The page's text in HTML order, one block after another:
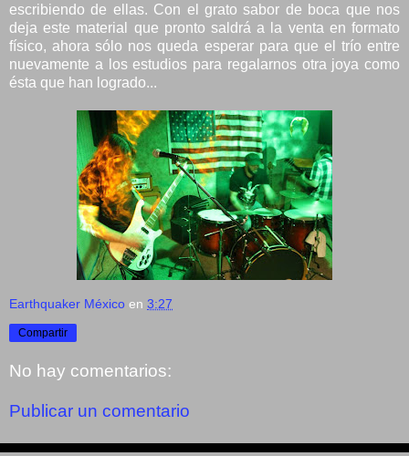
escribiendo de ellas. Con el grato sabor de boca que nos
deja este material que pronto saldrá a la venta en formato
físico, ahora sólo nos queda esperar para que el trío entre
nuevamente a los estudios para regalarnos otra joya como
ésta que han logrado...
Earthquaker México en 3:27
Compartir
No hay comentarios:
Publicar un comentario